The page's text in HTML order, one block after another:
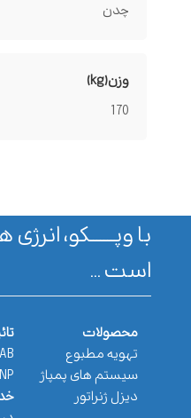
چدن
وزن(kg)
170
با وپـــــــکو،
است ...
محصولات
تهویه مطبوع
سیستم های پمپاژ
دیزل ژنراتور